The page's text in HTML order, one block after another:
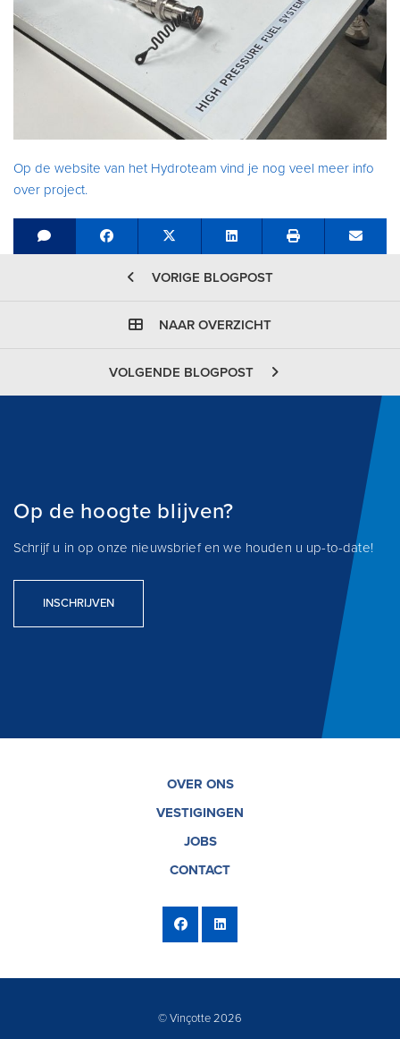
Op de website van het Hydroteam vind je nog veel meer info
over project.
Share on Facebook
Tweet Share on LinkedIn Send
VORIGE BLOGPOST
NAAR OVERZICHT
VOLGENDE BLOGPOST
Op de hoogte blijven?
Schrijf u in op onze nieuwsbrief en we houden u up-to-date!
INSCHRIJVEN
OVER ONS
VESTIGINGEN
JOBS
CONTACT
© Vinçotte 2026